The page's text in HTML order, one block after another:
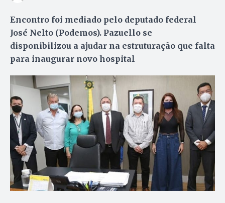
Encontro foi mediado pelo deputado federal
José Nelto (Podemos). Pazuello se
disponibilizou a ajudar na estruturação que falta
para inaugurar novo hospital